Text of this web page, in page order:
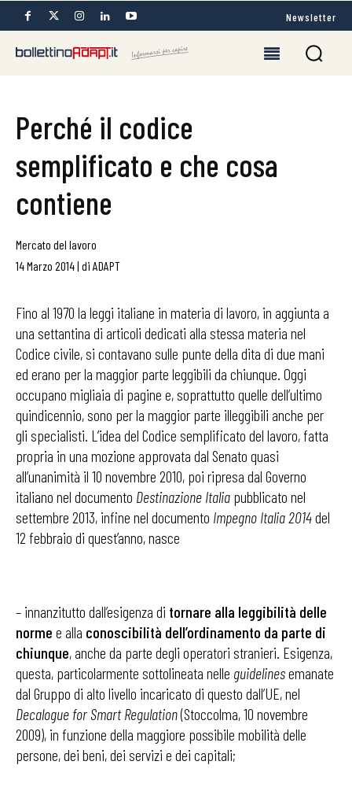
Newsletter
Perché il codice
semplificato e che cosa
contiene
Mercato del lavoro
14 Marzo 2014| di ADAPT
Fino al 1970 la leggi italiane in materia di lavoro, in aggiunta a
una settantina di articoli dedicati alla stessa materia nel
Codice civile, si contavano sulle punte della dita di due mani
ed erano per la maggior parte leggibili da chiunque. Oggi
occupano migliaia di pagine e, soprattutto quelle dell’ultimo
quindicennio, sono per la maggior parte illeggibili anche per
gli specialisti. L’idea del Codice semplificato del lavoro, fatta
propria in una mozione approvata dal Senato quasi
all’unanimità il 10 novembre 2010, poi ripresa dal Governo
italiano nel documento Destinazione Italia pubblicato nel
settembre 2013, infine nel documento Impegno Italia 2014del
12 febbraio di quest’anno, nasce
– innanzitutto dall’esigenza di tornare alla leggibilità delle
norme e alla conoscibilità dell’ordinamento da parte di
chiunque, anche da parte degli operatori stranieri. Esigenza,
questa, particolarmente sottolineata nelle guidelinesemanate
dal Gruppo di alto livello incaricato di questo dall’UE, nel
Decalogue for Smart Regulation(Stoccolma, 10 novembre
2009), in funzione della maggiore possibile mobilità delle
persone, dei beni, dei servizi e dei capitali;